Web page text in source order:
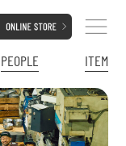
PEOPLE ITEM